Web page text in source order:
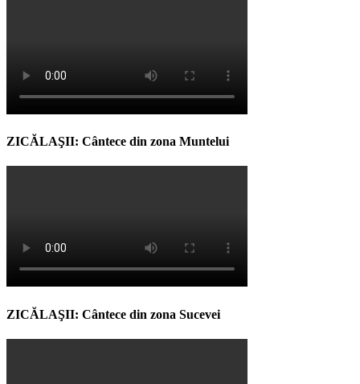
ZICĂLAŞII: Cântece din zona Muntelui
ZICĂLAŞII: Cântece din zona Sucevei